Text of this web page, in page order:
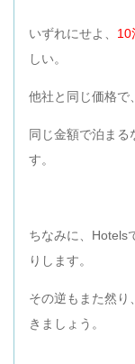
いずれにせよ、 10
しい。
他社と同じ価格で、
同じ金額で泊まる
す。
ちなみに、Hotels
りします。
その逆もまた然り
きましょう。